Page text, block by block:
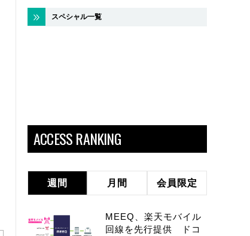
スペシャル一覧
ACCESS RANKING
週間 月間 会員限定
MEEQ、楽天モバイル
回線を先行提供 ドコ